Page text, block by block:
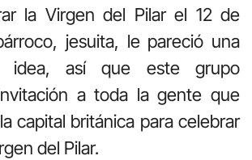
la Virgen del Pilar el 12 de
jesuita, le pareció una
idea, así que este grupo
a toda la gente que
capital británica para celebrar
del Pilar.